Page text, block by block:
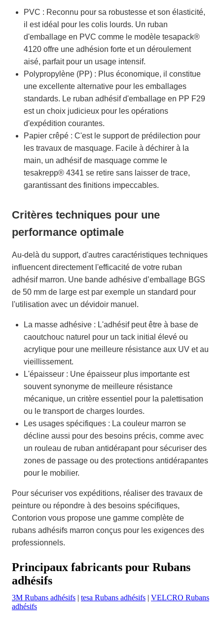
PVC : Reconnu pour sa robustesse et son élasticité,
il est idéal pour les colis lourds. Un ruban
d'emballage en PVC comme le modèle tesapack®
4120 offre une adhésion forte et un déroulement
aisé, parfait pour un usage intensif.
Polypropylène (PP) : Plus économique, il constitue
une excellente alternative pour les emballages
standards. Le ruban adhésif d'emballage en PP F29
est un choix judicieux pour les opérations
d'expédition courantes.
Papier crêpé : C'est le support de prédilection pour
les travaux de masquage. Facile à déchirer à la
main, un adhésif de masquage comme le
tesakrepp® 4341 se retire sans laisser de trace,
garantissant des finitions impeccables.
Critères techniques pour une
performance optimale
Au-delà du support, d'autres caractéristiques techniques
influencent directement l'efficacité de votre ruban
adhésif marron. Une bande adhésive d’emballage BGS
de 50 mm de large est par exemple un standard pour
l'utilisation avec un dévidoir manuel.
La masse adhésive : L'adhésif peut être à base de
caoutchouc naturel pour un tack initial élevé ou
acrylique pour une meilleure résistance aux UV et au
vieillissement.
L'épaisseur : Une épaisseur plus importante est
souvent synonyme de meilleure résistance
mécanique, un critère essentiel pour la palettisation
ou le transport de charges lourdes.
Les usages spécifiques : La couleur marron se
décline aussi pour des besoins précis, comme avec
un rouleau de ruban antidérapant pour sécuriser des
zones de passage ou des protections antidérapantes
pour le mobilier.
Pour sécuriser vos expéditions, réaliser des travaux de
peinture ou répondre à des besoins spécifiques,
Contorion vous propose une gamme complète de
rubans adhésifs marron conçus pour les exigences des
professionnels.
Principaux fabricants pour Rubans
adhésifs
3M Rubans adhésifs | tesa Rubans adhésifs | VELCRO Rubans
adhésifs